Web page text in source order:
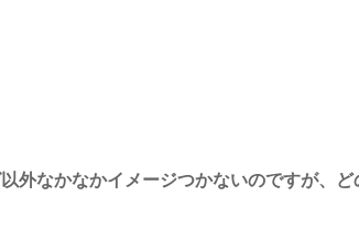
外なかなかイメージつかないのですが、